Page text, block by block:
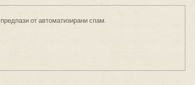
от автоматизирани спам.